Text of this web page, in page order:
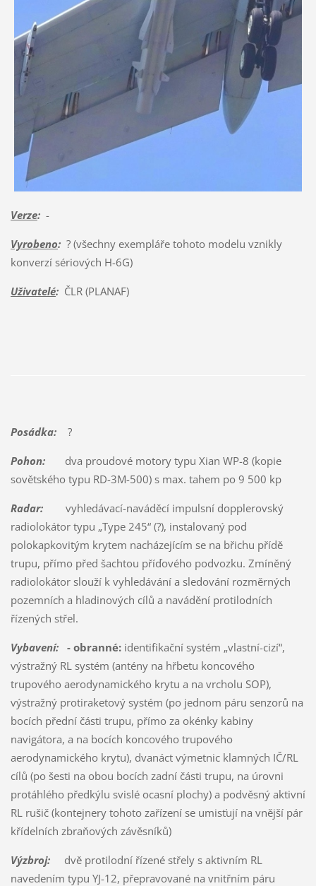
Verze:-
Vyrobeno:? (všechny exempláře tohoto modelu vznikly
konverzí sériových H-6G)
Uživatelé:ČLR (PLANAF)
Posádka:?
Pohon:dva proudové motory typu Xian WP-8 (kopie
sovětského typu RD-3M-500) s max. tahem po 9 500 kp
Radar:vyhledávací-naváděcí impulsní dopplerovský
radiolokátor typu „Type 245“ (?), instalovaný pod
polokapkovitým krytem nacházejícím se na břichu přídě
trupu, přímo před šachtou příďového podvozku. Zmíněný
radiolokátor slouží k vyhledávání a sledování rozměrných
pozemních a hladinových cílů a navádění protilodních
řízených střel.
Vybavení: - obranné:identifikační systém „vlastní-cizí“,
výstražný RL systém (antény na hřbetu koncového
trupového aerodynamického krytu a na vrcholu SOP),
výstražný protiraketový systém (po jednom páru senzorů na
bocích přední části trupu, přímo za okénky kabiny
navigátora, a na bocích koncového trupového
aerodynamického krytu), dvanáct výmetnic klamných IČ/RL
cílů (po šesti na obou bocích zadní části trupu, na úrovni
protáhlého předkýlu svislé ocasní plochy) a podvěsný aktivní
RL rušič (kontejnery tohoto zařízení se umisťují na vnější pár
křídelních zbraňových závěsníků)
Výzbroj:dvě protilodní řízené střely s aktivním RL
navedením typu YJ-12, přepravované na vnitřním páru